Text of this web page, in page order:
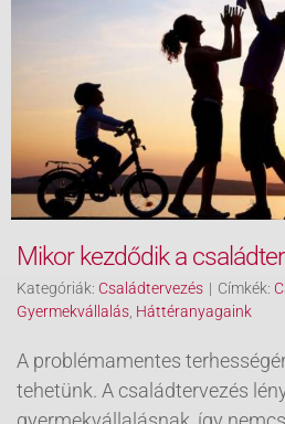
Mikor kezdődik a
Kategóriák: Családtervezés | Címkék:
Gyermekvállalás Háttéranyagaink
A problémamentes
tehetünk. A családtervezés